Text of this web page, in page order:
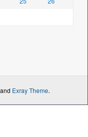
and Exray Theme.